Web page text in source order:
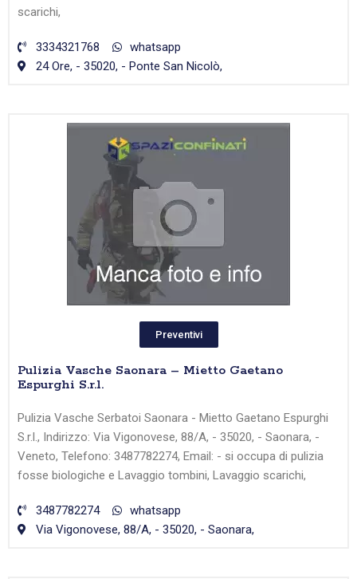
scarichi,
3334321768
whatsapp
24 Ore, - 35020, - Ponte San Nicolò,
Preventivi
Pulizia Vasche Saonara – Mietto Gaetano
Espurghi S.r.l.
Pulizia Vasche Serbatoi Saonara - Mietto Gaetano Espurghi
S.r.l., Indirizzo: Via Vigonovese, 88/A, - 35020, - Saonara, -
Veneto, Telefono: 3487782274, Email: - si occupa di pulizia
fosse biologiche e Lavaggio tombini, Lavaggio scarichi,
3487782274
whatsapp
Via Vigonovese, 88/A, - 35020, - Saonara,